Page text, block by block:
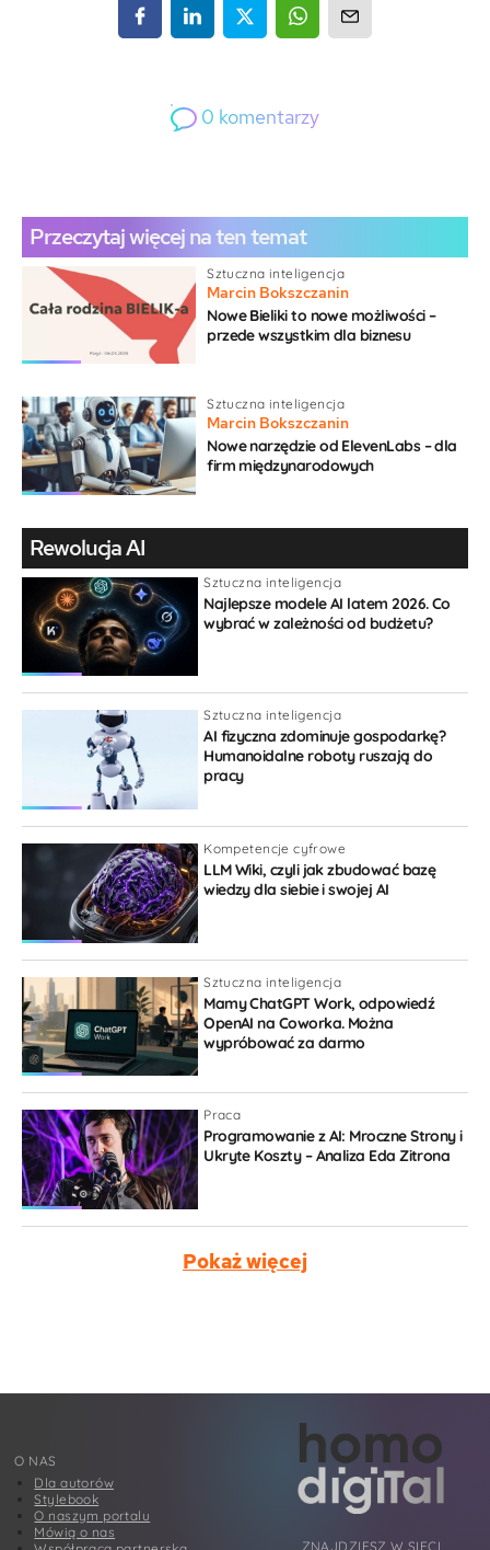
0 komentarzy
Gość
{} [+]
Przeczytaj więcej na ten temat
Sztuczna inteligencja
Marcin Bokszczanin
Nowe Bieliki to nowe możliwości –
przede wszystkim dla biznesu
Sztuczna inteligencja
Marcin Bokszczanin
Nowe narzędzie od ElevenLabs – dla
firm międzynarodowych
Rewolucja AI
Sztuczna inteligencja
Najlepsze modele AI latem 2026. Co
wybrać w zależności od budżetu?
Sztuczna inteligencja
AI fizyczna zdominuje gospodarkę?
Humanoidalne roboty ruszają do
pracy
Kompetencje cyfrowe
LLM Wiki, czyli jak zbudować bazę
wiedzy dla siebie i swojej AI
Sztuczna inteligencja
Mamy ChatGPT Work, odpowiedź
OpenAI na Coworka. Można
wypróbować za darmo
Praca
Programowanie z AI: Mroczne Strony i
Ukryte Koszty – Analiza Eda Zitrona
Pokaż więcej
O NAS
Dla autorów
Stylebook
O naszym portalu
Mówią o nas
ZNAJDZIESZ W SIECI